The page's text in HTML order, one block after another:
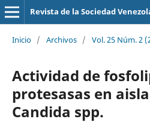
Revista de la Sociedad
Inicio / Archivos / Vol. 25 Núm. 2
Actividad de
protesasas en
Candida spp.